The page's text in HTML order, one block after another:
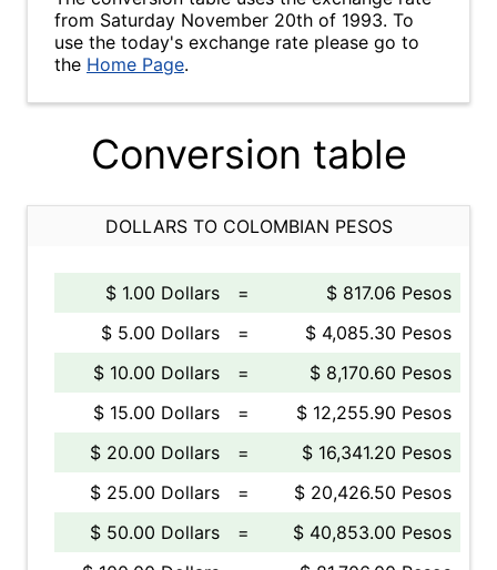
from Saturday November 20th of 1993. To
use the today's exchange rate please go to
the Home Page.
Conversion table
DOLLARS TO COLOMBIAN PESOS
$ 1.00 Dollars =
$ 817.06 Pesos
$ 5.00 Dollars
=
$ 4,085.30 Pesos
$ 10.00 Dollars
=
$ 8,170.60 Pesos
$ 15.00 Dollars
=
$ 12,255.90 Pesos
$ 20.00 Dollars
=
$ 16,341.20 Pesos
$ 25.00 Dollars
=
$ 20,426.50 Pesos
$ 50.00 Dollars
=
$ 40,853.00 Pesos